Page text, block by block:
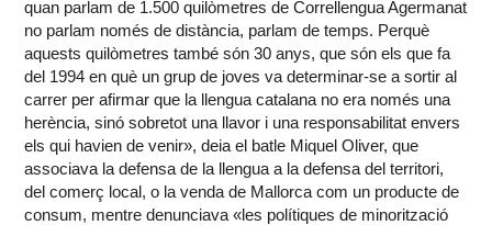
quan parlam de 1.500 quilòmetres de Correllengua Agermanat
no parlam només de distància, parlam de temps. Perquè
aquests quilòmetres també són 30 anys, que són els que fa
del 1994 en què un grup de joves va determinar-se a sortir al
carrer per afirmar que la llengua catalana no era només una
herència, sinó sobretot una llavor i una responsabilitat envers
els qui havien de venir», deia el batle Miquel Oliver, que
associava la defensa de la llengua a la defensa del territori,
del comerç local, o la venda de Mallorca com un producte de
consum, mentre denunciava «les polítiques de minorització